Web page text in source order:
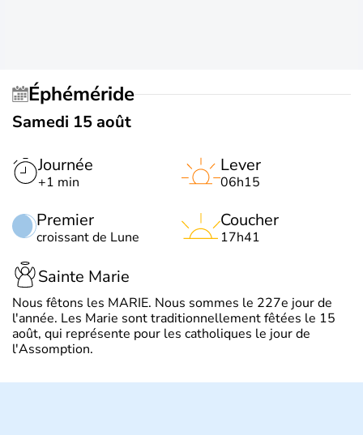
Éphéméride
Samedi 15 août
Journée
+1 min
Premier
croissant de Lune
Lever
06h15
Coucher
17h41
Sainte Marie
Nous fêtons les MARIE. Nous sommes le 227e jour de
l'année. Les Marie sont traditionnellement fêtées le 15
août, qui représente pour les catholiques le jour de
l'Assomption.